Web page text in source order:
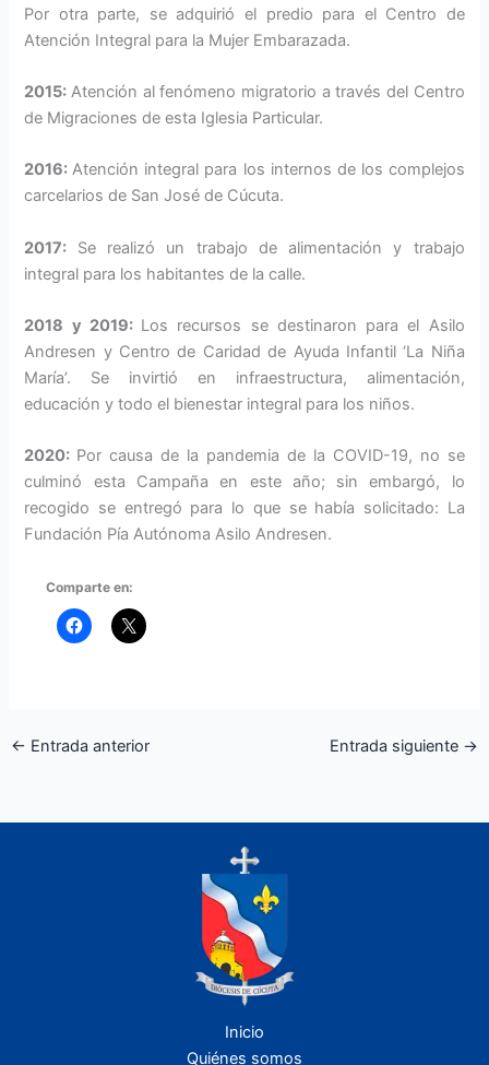
Por otra parte, se adquirió el predio para el Centro de
Atención Integral para la Mujer Emba­razada.
2015:Atención al fenómeno mi­gratorio a través del Centro
de Mi­graciones de esta Iglesia Particular.
2016:Atención integral para los internos de los complejos
carce­larios de San José de Cúcuta.
2017: Se realizó un trabajo de alimenta­ción y trabajo
integral para los habitantes de la calle.
2018 y 2019: Los recursos se destinaron para el Asilo
Andresen y Centro de Cari­dad de Ayuda Infantil ‘La Niña
María’. Se invirtió en infraestructura, alimentación,
educación y todo el bienestar integral para los niños.
2020: Por causa de la pandemia de la CO­VID-19, no se
culminó esta Campaña en este año; sin embargó, lo
recogido se en­tregó para lo que se había solicitado: La
Fundación Pía Autónoma Asilo Andresen.
Comparte en:
← Entrada anterior Entrada siguiente →
Inicio
Quiénes somos